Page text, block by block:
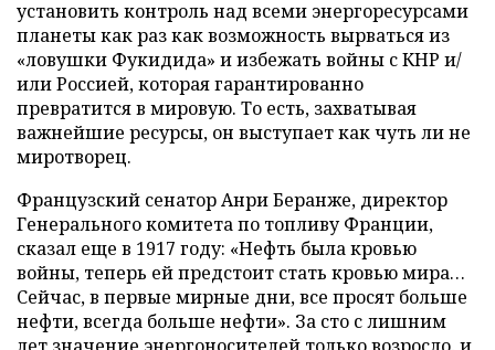
установить контроль над всеми энергоресурсами
планеты как раз как возможность вырваться из
«ловушки Фукидида» и избежать войны с КНР и/
или Россией, которая гарантированно
превратится в мировую. То есть, захватывая
важнейшие ресурсы, он выступает как чуть ли не
миротворец.
Французский сенатор Анри Беранже, директор
Генерального комитета по топливу Франции,
сказал еще в 1917 году: «Нефть была кровью
войны, теперь ей предстоит стать кровью мира…
Сейчас, в первые мирные дни, все просят больше
нефти, всегда больше нефти». За сто с лишним